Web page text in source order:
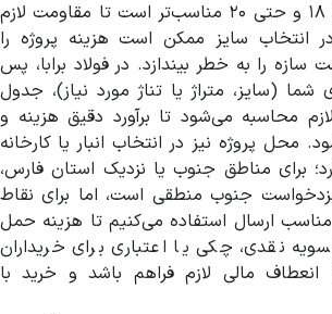
باربر، معمولاً سایز ۱۶، ۱۸ و حتی ۲۰ مناسب‌تر است تا مقاومت لازم
انتخاب سایز ممکن است هزینه پروژه را
سازه را به خطر بیندازد. در فولاد برابا، پس
شما (سایز، متراژ یا تناژ مورد نیاز)، جدول
محاسبه می‌شود تا برآورد دقیق هزینه و
محل پروژه نیز در انتخاب انبار یا کارخانه
برای مناطق جنوب یا نزدیک استان فارس،
جنوب منطقی است، اما برای نقاط
مناسب ارسال استفاده می‌کنیم تا هزینه حمل
نقدی، چکی یا اعتباری برای خریداران
مالی لازم فراهم باشد و خرید با